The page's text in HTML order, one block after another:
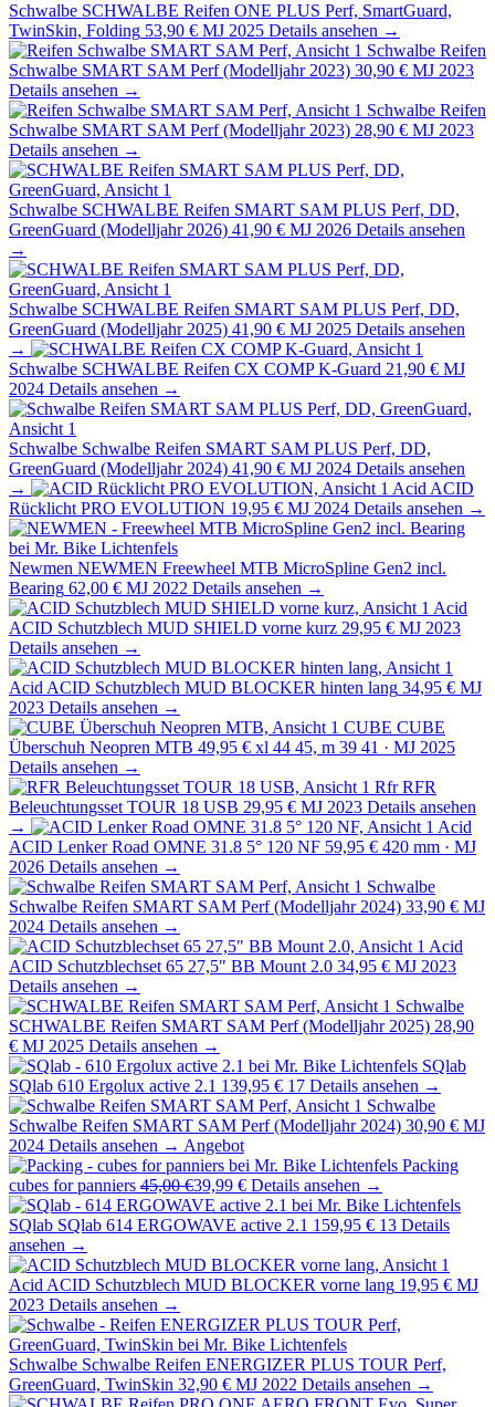
Schwalbe SCHWALBE Reifen ONE PLUS Perf, SmartGuard,
TwinSkin, Folding 53,90 € MJ 2025 Details ansehen →
Schwalbe Reifen
Schwalbe SMART SAM Perf (Modelljahr 2023) 30,90 € MJ 2023
Details ansehen →
Schwalbe Reifen
Schwalbe SMART SAM Perf (Modelljahr 2023) 28,90 € MJ 2023
Details ansehen →
Schwalbe SCHWALBE Reifen SMART SAM PLUS Perf, DD,
GreenGuard (Modelljahr 2026) 41,90 € MJ 2026 Details ansehen
→
Schwalbe SCHWALBE Reifen SMART SAM PLUS Perf, DD,
GreenGuard (Modelljahr 2025) 41,90 € MJ 2025 Details ansehen
→
Schwalbe SCHWALBE Reifen CX COMP K-Guard 21,90 € MJ
2024 Details ansehen →
Schwalbe Schwalbe Reifen SMART SAM PLUS Perf, DD,
GreenGuard (Modelljahr 2024) 41,90 € MJ 2024 Details ansehen
→
Acid ACID
Rücklicht PRO EVOLUTION 19,95 € MJ 2024 Details ansehen →
Newmen NEWMEN Freewheel MTB MicroSpline Gen2 incl.
Bearing 62,00 € MJ 2022 Details ansehen →
Acid
ACID Schutzblech MUD SHIELD vorne kurz 29,95 € MJ 2023
Details ansehen →
Acid ACID Schutzblech MUD BLOCKER hinten lang 34,95 € MJ
2023 Details ansehen →
CUBE CUBE
Überschuh Neopren MTB 49,95 € xl 44 45, m 39 41 · MJ 2025
Details ansehen →
Rfr RFR
Beleuchtungsset TOUR 18 USB 29,95 € MJ 2023 Details ansehen
→
Acid
ACID Lenker Road OMNE 31.8 5° 120 NF 59,95 € 420 mm · MJ
2026 Details ansehen →
Schwalbe
Schwalbe Reifen SMART SAM Perf (Modelljahr 2024) 33,90 € MJ
2024 Details ansehen →
Acid
ACID Schutzblechset 65 27,5" BB Mount 2.0 34,95 € MJ 2023
Details ansehen →
Schwalbe
SCHWALBE Reifen SMART SAM Perf (Modelljahr 2025) 28,90
€ MJ 2025 Details ansehen →
SQlab
SQlab 610 Ergolux active 2.1 139,95 € 17 Details ansehen →
Schwalbe
Schwalbe Reifen SMART SAM Perf (Modelljahr 2024) 30,90 € MJ
2024 Details ansehen → Angebot
Packing
cubes for panniers 45,00 €39,99 € Details ansehen →
SQlab SQlab 614 ERGOWAVE active 2.1 159,95 € 13 Details
ansehen →
Acid ACID Schutzblech MUD BLOCKER vorne lang 19,95 € MJ
2023 Details ansehen →
Schwalbe Schwalbe Reifen ENERGIZER PLUS TOUR Perf,
GreenGuard, TwinSkin 32,90 € MJ 2022 Details ansehen →